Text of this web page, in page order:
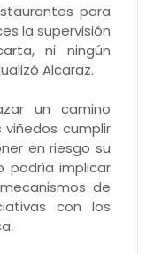
para
la supervisión
ni ningún
Alcaraz.
un camino
cumplir
en riesgo su
podría implicar
de
con los